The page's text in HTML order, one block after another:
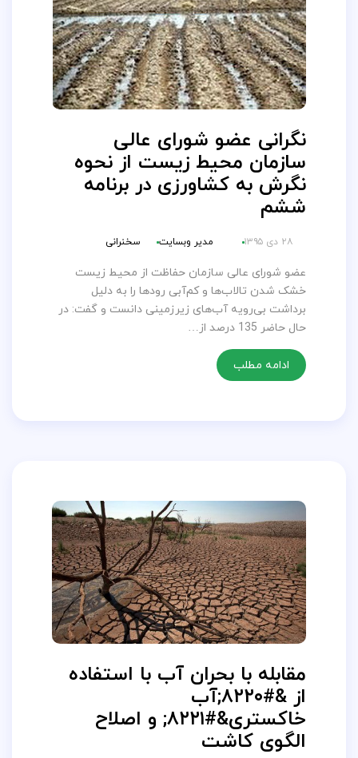
نگرانی عضو شورای عالی
سازمان محیط زیست از نحوه
نگرش به کشاورزی در برنامه
ششم
۲۸ دی ۱۳۹۵ مدیر وبسایت سخنرانی
عضو شورای عالی سازمان حفاظت از محیط زیست
خشک شدن تالاب‌ها و کم‌آبی رودها را به دلیل
برداشت بی‌رویه آب‌های زیرزمینی دانست و گفت: در
حال حاضر 135 درصد از…
ادامه مطلب
مقابله با بحران آب با استفاده
از &#۸۲۲۰;آب
خاکستری&#۸۲۲۱; و اصلاح
الگوی کاشت